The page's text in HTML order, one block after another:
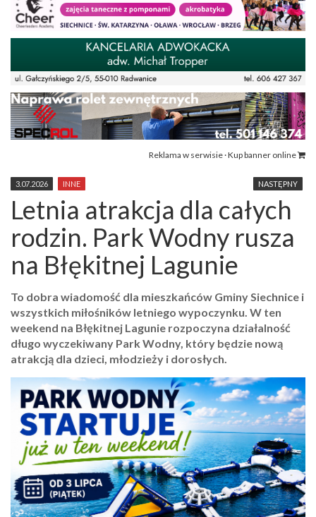
Reklama w serwisie · Kup banner online
NASTĘPNY
3.07.2026 INNE
Letnia atrakcja dla całych
rodzin. Park Wodny rusza
na Błękitnej Lagunie
To dobra wiadomość dla mieszkańców Gminy Siechnice i
wszystkich miłośników letniego wypoczynku. W ten
weekend na Błękitnej Lagunie rozpoczyna działalność
długo wyczekiwany Park Wodny, który będzie nową
atrakcją dla dzieci, młodzieży i dorosłych.